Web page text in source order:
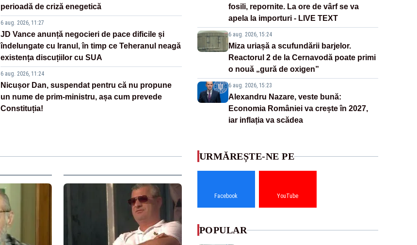
perioadă de criză enegetică
6 aug. 2026, 11:27
JD Vance anunță negocieri de pace dificile și
îndelungate cu Iranul, în timp ce Teheranul neagă
existența discuțiilor cu SUA
6 aug. 2026, 11:24
Nicușor Dan, suspendat pentru că nu propune
un nume de prim-ministru, așa cum prevede
Constituția!
fosili, repornite. La ore de vârf se va
apela la importuri - LIVE TEXT
6 aug. 2026, 15:24
Miza uriașă a scufundării barjelor.
Reactorul 2 de la Cernavodă poate primi
o nouă „gură de oxigen”
6 aug. 2026, 15:23
Alexandru Nazare, veste bună:
Economia României va crește în 2027,
iar inflația va scădea
URMĂREȘTE-NE PE
Facebook YouTube
POPULAR